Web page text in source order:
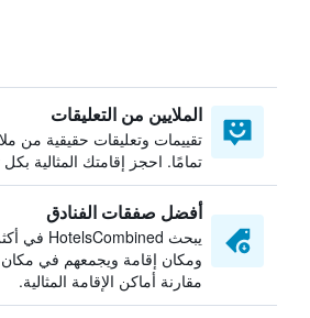
الملايين من التعليقات
تقييمات وتعليقات حقيقية من
تمامًا. احجز إقامتك المثالية
أفضل صفقات الفنادق
ومكان إقامة ويجمعهم في
مقارنة أماكن الإقامة المثالية.